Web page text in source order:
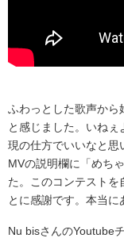
ふわっとした歌声から
と感じました。いね
現の仕方でいいなと思
MVの説明欄に「めち
た。このコンテストを
とに感謝です。本当に
Nu bisさんのYoutube